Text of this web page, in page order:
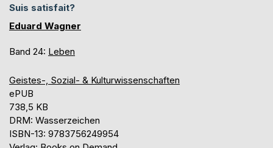
Suis satisfait?
Eduard Wagner
Band 24: Leben
Geistes-, Sozial- & Kulturwissenschaften
ePUB
738,5 KB
DRM: Wasserzeichen
ISBN-13: 9783756249954